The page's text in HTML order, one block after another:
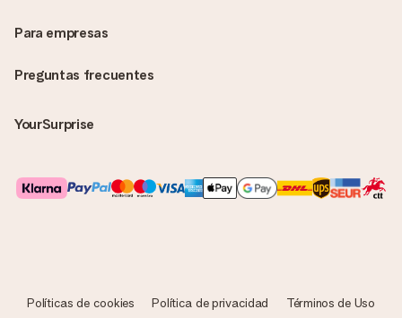
Preguntas frecuentes
YourSurprise
Para empresas
Políticas de cookies Política de privacidad
Términos de Uso